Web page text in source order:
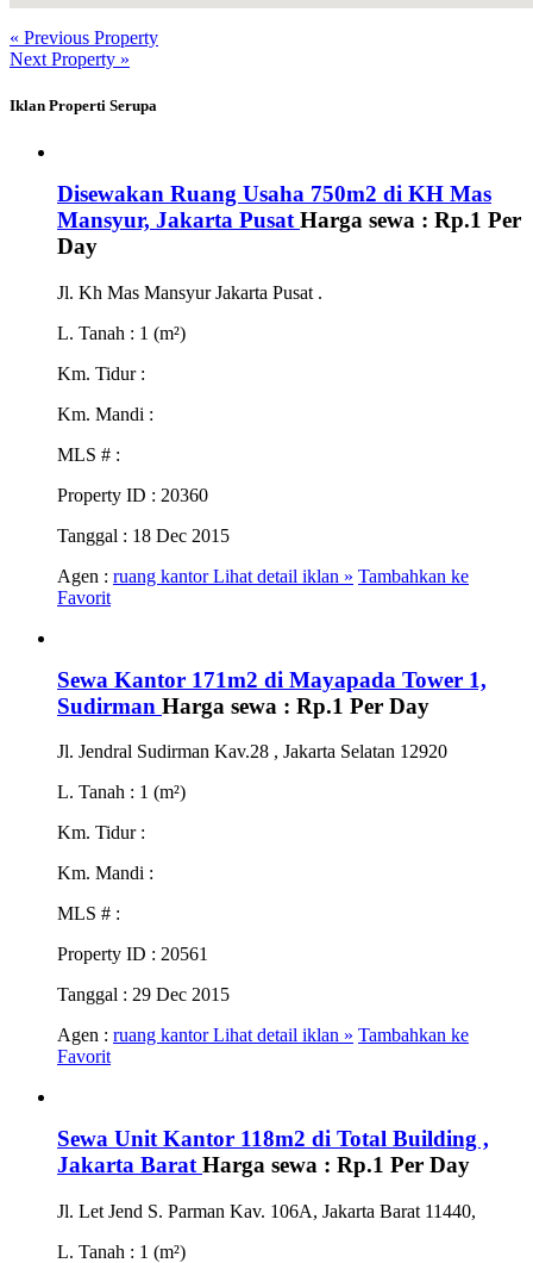
« Previous Property
Next Property »
Iklan Properti Serupa
Disewakan Ruang Usaha 750m2 di KH Mas
Mansyur, Jakarta PusatHarga sewa : Rp.1 Per
Day
Jl. Kh Mas Mansyur Jakarta Pusat .
L. Tanah : 1 (m²)
Km. Tidur :
Km. Mandi :
MLS # :
Property ID : 20360
Tanggal : 18 Dec 2015
Agen : ruang kantorLihat detail iklan » Tambahkan ke
Favorit
Sewa Kantor 171m2 di Mayapada Tower 1,
Sudirman Harga sewa : Rp.1 Per Day
Jl. Jendral Sudirman Kav.28 , Jakarta Selatan 12920
L. Tanah : 1 (m²)
Km. Tidur :
Km. Mandi :
MLS # :
Property ID : 20561
Tanggal : 29 Dec 2015
Agen : ruang kantorLihat detail iklan » Tambahkan ke
Favorit
Sewa Unit Kantor 118m2 di Total Building ,
Jakarta Barat Harga sewa : Rp.1 Per Day
Jl. Let Jend S. Parman Kav. 106A, Jakarta Barat 11440,
L. Tanah : 1 (m²)